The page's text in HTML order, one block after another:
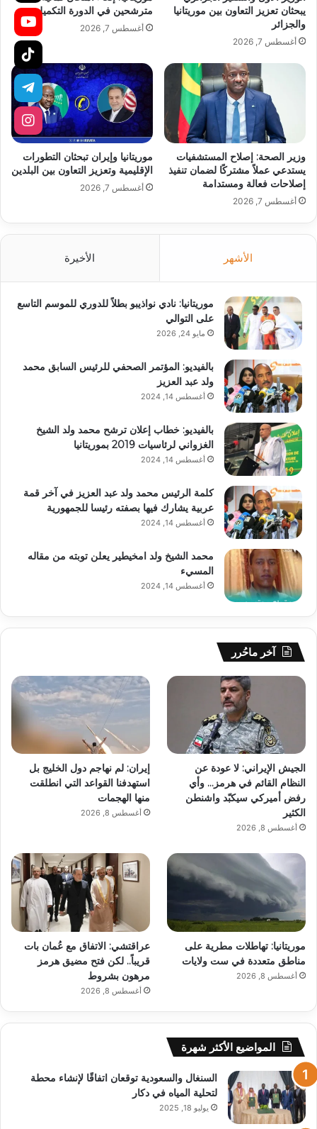
يبحثان تعزيز التعاون بين موريتانيا
والجزائر
أغسطس 7, 2026
مترشحين في الدورة التكميلية
أغسطس 7, 2026
وزير الصحة: إصلاح المستشفيات
يستدعي عملاً مشتركًا لضمان تنفيذ
إصلاحات فعالة ومستدامة
أغسطس 7, 2026
موريتانيا وإيران تبحثان التطورات
الإقليمية وتعزيز التعاون بين البلدين
أغسطس 7, 2026
الأشهر الأخيرة
موريتانيا: نادي نواذيبو بطلاً للدوري للموسم التاسع
على التوالي
مايو 24, 2026
بالفيديو: المؤتمر الصحفي للرئيس السابق محمد
ولد عبد العزيز
أغسطس 14, 2024
بالفيديو: خطاب إعلان ترشح محمد ولد الشيخ
الغزواني لرئاسيات 2019 بموريتانيا
أغسطس 14, 2024
كلمة الرئيس محمد ولد عبد العزيز في آخر قمة
عربية يشارك فيها بصفته رئيسا للجمهورية
أغسطس 14, 2024
محمد الشيخ ولد امخيطير يعلن توبته من مقاله
المسيء
أغسطس 14, 2024
آخر ماحُرر
الجيش الإيراني: لا عودة عن
النظام القائم في هرمز… وأي
رفض أميركي سيكبّد واشنطن
الكثير
أغسطس 8, 2026
إيران: لم نهاجم دول الخليج بل
استهدفنا القواعد التي انطلقت
منها الهجمات
أغسطس 8, 2026
موريتانيا: تهاطلات مطرية على
مناطق متعددة في ست ولايات
أغسطس 8, 2026
عراقتشي: الاتفاق مع عُمان بات
قريباً.. لكن فتح مضيق هرمز
مرهون بشروط
أغسطس 8, 2026
المواضيع الأكثر شهرة
السنغال والسعودية توقعان اتفاقًا لإنشاء محطة
لتحلية المياه في دكار
يوليو 18, 2025